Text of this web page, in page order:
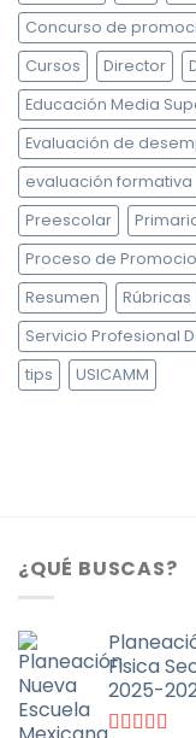
Concurso de
Cursos
Director
Educación Media
Evaluación de
evaluación formativa
Preescolar
Proceso de
Resumen
Rúbricas
Servicio Profesional
tips
USICAMM
¿QUÉ BUSCAS?
Fisica
2025-